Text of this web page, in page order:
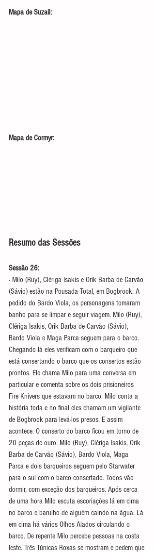
Mapa de Suzail:
Mapa de Cormyr:
Resumo das Sessões
Sessão 26:
- Milo (Ruy), Clériga Isakis e Orik Barba de Carvão
(Sávio) estão na Pousada Total, em Bogbrook. A
pedido do Bardo Viola, os personagens tomaram
banho para se limpar e seguir viagem. Milo (Ruy),
Clériga Isakis, Orik Barba de Carvão (Sávio),
Bardo Viola e Maga Parca seguem para o barco.
Chegando lá eles verificam com o barqueiro que
está consertando o barco que os consertos estão
prontos. Ele chama Milo para uma conversa em
particular e comenta sobre os dois prisioneiros
Fire Knivers que estavam no barco. Milo conta a
história toda e no final eles chamam um vigilante
de Bogbrook para levá-los presos. E assim
acontece. O conserto do barco ficou em torno de
20 peças de ouro. Milo (Ruy), Clériga Isakis, Orik
Barba de Carvão (Sávio), Bardo Viola, Maga
Parca e dois barqueiros seguem pelo Starwater
para o sul com o barco consertado. Todos vão
dormir, com exceção dos barqueiros. Após cerca
de uma hora Milo escuta escoriações lá em cima
no barco e barulho de alguém caindo na água. Lá
em cima há vários Olhos Alados circulando o
barco. De repente Milo percebe pessoas na costa
leste. Três Túnicas Roxas se mostram e pedem que